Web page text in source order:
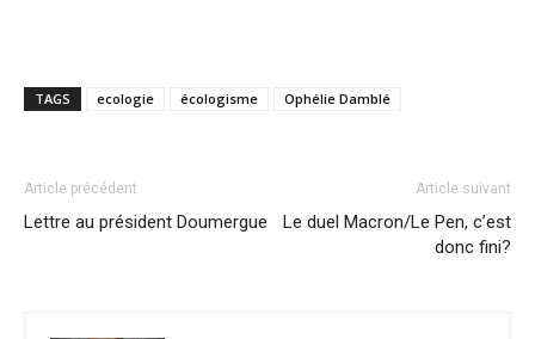
TAGS ecologie écologisme Ophélie Damblé
Article précédent
Lettre au président Doumergue
Article suivant
Le duel Macron/Le Pen, c’est
donc fini?